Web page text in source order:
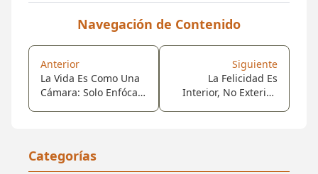
Categorías
Navegación de Contenido
Anterior
La Vida Es Como Una
Cámara: Solo Enfócate
Momentos, Saca Del
Negativo Un
Siguiente
La Felicidad Es
Interior, No Exterior,